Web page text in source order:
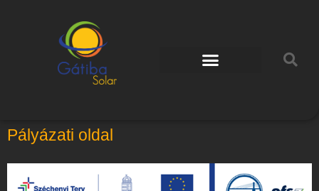
Pályázati oldal